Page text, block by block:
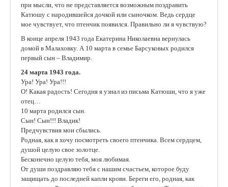
при мысли, что не представляется возможным поздравить
Катюшу с народившейся дочкой или сыночком. Ведь сердце
мое чувствует, что птенчик появился. Правильно ли я чувствую?
В конце апреля 1943 года Екатерина Николаевна вернулась
домой в Малаховку. А 10 марта в семье Барсуковых родился
первый сын – Владимир.
24 марта 1943 года.
Ура! Ура! Ура!!!
О! Какая радость! Сегодня я узнал из письма Катюши, что я уже
отец…
10 марта родился сын.
Сын! Сын!!! Владик!
Предчувствия мои сбылись.
Родная, как я хочу посмотреть своего птенчика. Всем сердцем,
душой целую свое золотце.
Бесконечно целую тебя, моя любимая.
От души поздравляю тебя с нашим счастьем, которое буду
защищать до последней капли крови. Береги его, родная, как